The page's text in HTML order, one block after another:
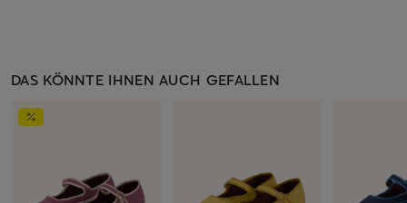
DAS KÖNNTE IHNEN AUCH GEFALLEN